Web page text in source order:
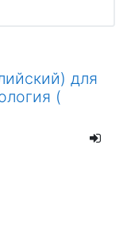
для
(